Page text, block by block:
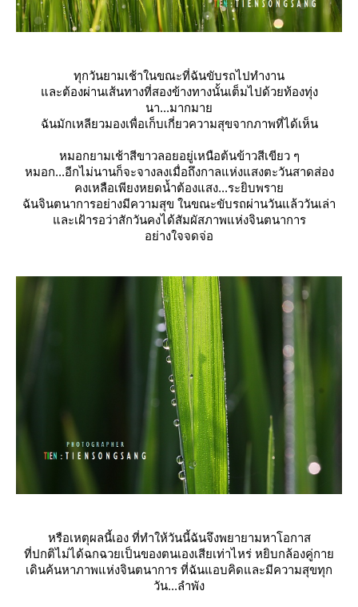
ทุกวันยามเช้าในขณะที่ฉันขับรถไปทำงาน
ละต้องผ่านเส้นทางที่สองข้างทางนั้นเต็มไปด้วยท้องทุ่ง
นา...มากมา
ฉันมักเหลียวมองเพื่อเก็บเกี่ยวความสุขจากภาพที่ได้เห็น
หมอกยามเช้าสีขาวลอยอยู่เหนือต้นข้าวสีเขียว ๆ
หมอก...อีกไม่นานก็จะจางลงเมื่อถึงกาลแห่งแสงตะวันสาดส่อง
คงเหลือเพียงหยดน้ำต้องแสง...ระยิบพรา
ฉันจินตนาการอย่างมีความสุข ในขณะขับรถผ่านวันแล้ววันเล่า
ละเฝ้ารอว่าสักวันคงได้สัมผัสภาพแห่งจินตนาการ
อย่างใจจดจ่อ
หรือเหตุผลนี้เอง ที่ทำให้วันนี้ฉันจึงพยายามหาโอกาส
ที่ปกติไม่ได้ฉกฉวยเป็นของตนเองเสียเท่าไหร่ หยิบกล้องคู่กา
เดินค้นหาภาพแห่งจินตนาการ ที่ฉันแอบคิดและมีความสุขทุก
วัน...ลำพัง